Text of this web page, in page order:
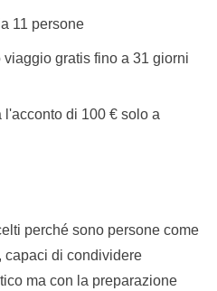
dal giorno 3 al giorno
della trinità di Gergeti
di una valida
per fare ingresso in Georgia:
fornire copertura per la salute
può essere esibita sia in
11 persone
gratis fino a 31 giorni
l'acconto di 100 € solo a
perché sono persone come
capaci di condividere
ma con la preparazione